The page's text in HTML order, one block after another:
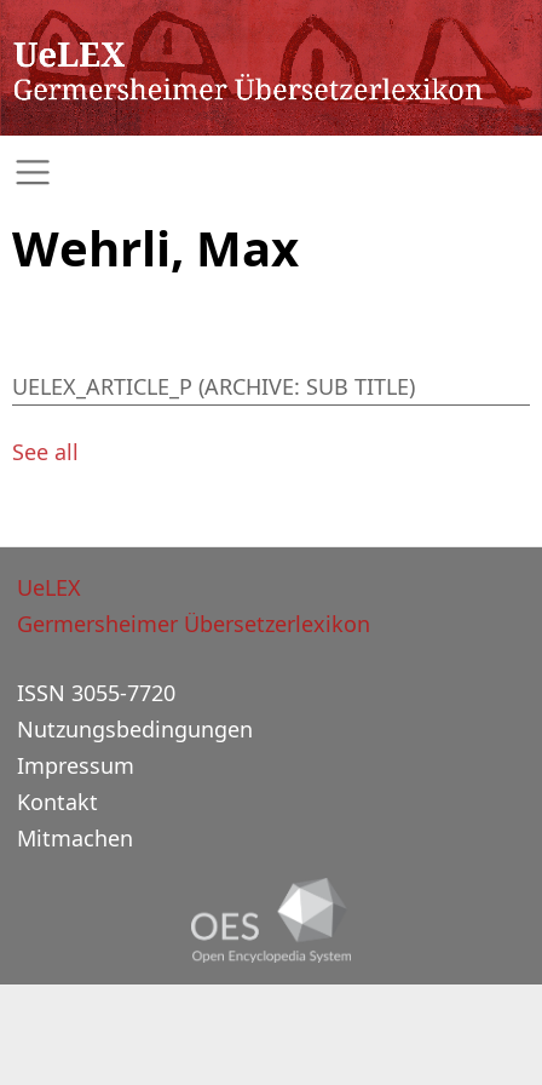
Wehrli, Max
UELEX_ARTICLE_P (ARCHIVE: SUB TITLE)
See all
UeLEX
Germersheimer Übersetzerlexikon
ISSN 3055-7720
Nutzungsbedingungen
Impressum
Kontakt
Mitmachen